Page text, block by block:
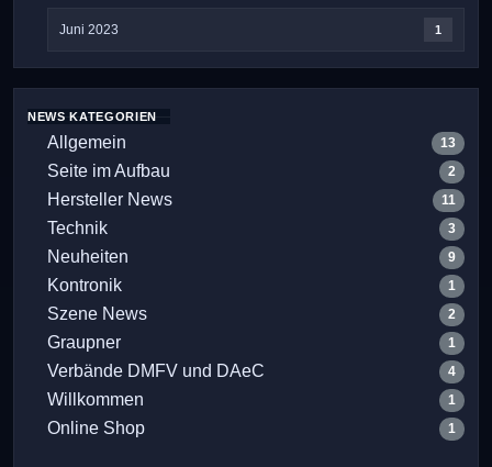
Juni 2023 1
NEWS KATEGORIEN
Allgemein 13
Seite im Aufbau 2
Hersteller News 11
Technik 3
Neuheiten 9
Kontronik 1
Szene News 2
Graupner 1
Verbände DMFV und DAeC 4
Willkommen 1
Online Shop 1